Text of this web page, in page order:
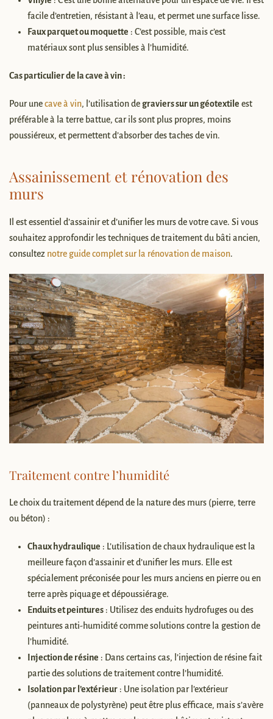
facile d’entretien, résistant à l’eau, et permet une surface lisse.
Faux parquet ou moquette : C’est possible, mais c’est
matériaux sont plus sensibles à l’humidité.
Cas particulier de la cave à vin :
Pour unecave à vin, l’utilisation degraviers sur un géotextile est
préférable à la terre battue, car ils sont plus propres, moins
poussiéreux, et permettent d’absorber des taches de vin.
Assainissement et rénovation des
murs
Il est essentiel d’assainir et d’unifier les murs de votre cave. Si vous
souhaitez approfondir les techniques de traitement du bâti ancien,
consultez notre guide complet sur la rénovation de maison.
Traitement contre l’humidité
Le choix du traitement dépend de la nature des murs (pierre, terre
ou béton) :
Chaux hydraulique : L’utilisation de chaux hydraulique est la
meilleure façon d’assainir et d’unifier les murs. Elle est
spécialement préconisée pour les murs anciens en pierre ou en
terre après piquage et dépoussiérage.
Enduits et peintures : Utilisez des enduits hydrofuges ou des
peintures anti-humidité comme solutions contre la gestion de
l’humidité.
Injection de résine : Dans certains cas, l’injection de résine fait
partie des solutions de traitement contre l’humidité.
Isolation par l’extérieur : Une isolation par l’extérieur
(panneaux de polystyrène) peut être plus efficace, mais s’avère